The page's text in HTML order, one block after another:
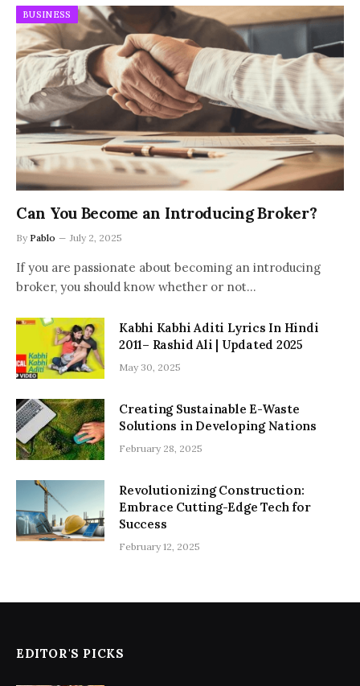
BUSINESS
Can You Become an Introducing Broker?
By Pablo July 2, 2025
If you are passionate about becoming an introducing
broker, you should know whether or not…
Kabhi Kabhi Aditi Lyrics In Hindi
2011– Rashid Ali | Updated 2025
May 30, 2025
Creating Sustainable E-Waste
Solutions in Developing Nations
February 28, 2025
Revolutionizing Construction:
Embrace Cutting-Edge Tech for
Success
February 12, 2025
EDITOR'S PICKS